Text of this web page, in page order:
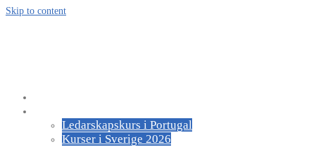
Skip to content
Ledarskapskurs i Portugal
Kurser i Sverige 2026